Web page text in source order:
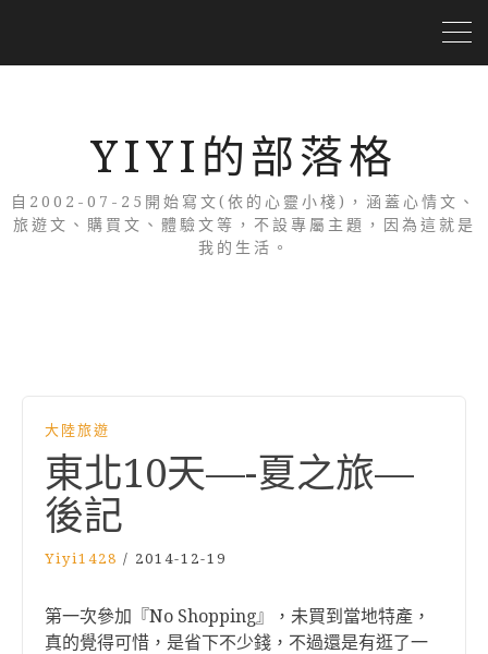
YIYI的部落格
自2002-07-25開始寫文(依的心靈小棧)，涵蓋心情文、
旅遊文、購買文、體驗文等，不設專屬主題，因為這就是
我的生活。
大陸旅遊
東北10天—-夏之旅—
後記
Yiyi1428 / 2014-12-19
第一次參加『No Shopping』，未買到當地特產，
真的覺得可惜，是省下不少錢，不過還是有逛了一